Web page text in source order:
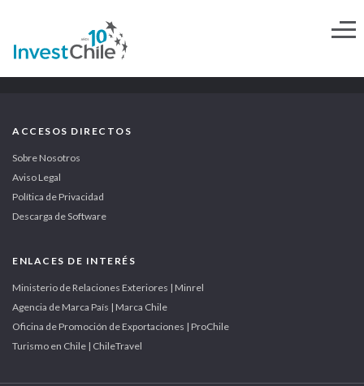
ACCESOS DIRECTOS
Sobre Nosotros
Aviso Legal
Política de Privacidad
Descarga de Software
ENLACES DE INTERÉS
Ministerio de Relaciones Exteriores | Minrel
Agencia de Marca País | Marca Chile
Oficina de Promoción de Exportaciones | ProChile
Turismo en Chile | ChileTravel